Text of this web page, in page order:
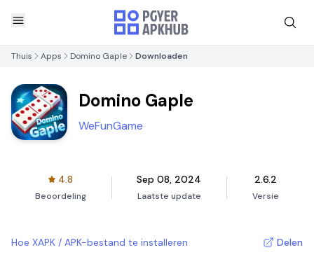
Thuis Apps Domino Gaple Downloaden
Domino Gaple
WeFunGame
4.8
Beoordeling
Sep 08, 2024
Laatste update
2.6.2
Versie
Hoe XAPK / APK-bestand te installeren Delen